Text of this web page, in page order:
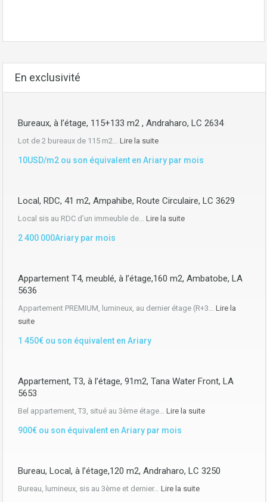
En exclusivité
Bureaux, à l’étage, 115+133 m2 , Andraharo, LC 2634
Lot de 2 bureaux de 115 m2… Lire la suite
10USD/m2 ou son équivalent en Ariary par mois
Local, RDC, 41 m2, Ampahibe, Route Circulaire, LC 3629
Local sis au RDC d’un immeuble de… Lire la suite
2 400 000Ariary par mois
Appartement T4, meublé, à l’étage,160 m2, Ambatobe, LA
5636
Appartement PREMIUM, lumineux, au dernier étage (R+3… Lire la
suite
1 450€ ou son équivalent en Ariary
Appartement, T3, à l’étage, 91m2, Tana Water Front, LA
5653
Bel appartement, T3, situé au 3ème étage… Lire la suite
900€ ou son équivalent en Ariary par mois
Bureau, Local, à l’étage,120 m2, Andraharo, LC 3250
Bureau, lumineux, sis au 3ème et dernier… Lire la suite